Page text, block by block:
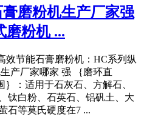
磨粉机生产厂家强
磨粉机 ...
效节能石膏磨粉机：HC系列纵
产厂家哪家 强 ｛磨环直
｝：适用于石灰石、方解石、
钛白粉、石英石、铝矾土、大
石等莫氏硬度在7 ...